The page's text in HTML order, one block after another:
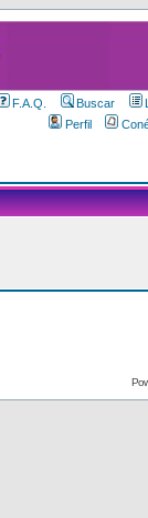
F.A.Q. Buscar
Perfil